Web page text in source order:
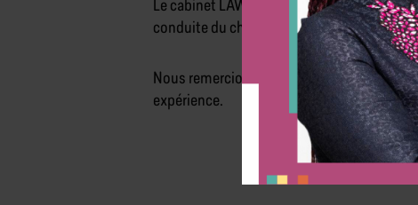
Le cabinet LAWSON HR a eu le plaisir
conduite du changement.
Nous remercions la Direction Générale de
expérience.